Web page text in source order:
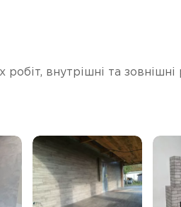
внутрішні та зовнішні